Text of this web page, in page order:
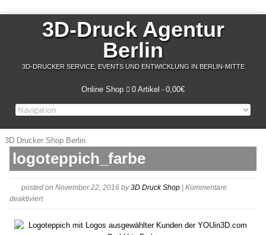
3D-Druck Agentur
Berlin
3D-DRUCKER SERVICE, EVENTS UND ENTWICKLUNG IN BERLIN-MITTE
Online Shop 0 Artikel 0,00€
3D Drucker Shop Berlin
logoteppich_farbe
posted on November 22, 2016 by3D Druck Shop
Kommentare
deaktiviertfür